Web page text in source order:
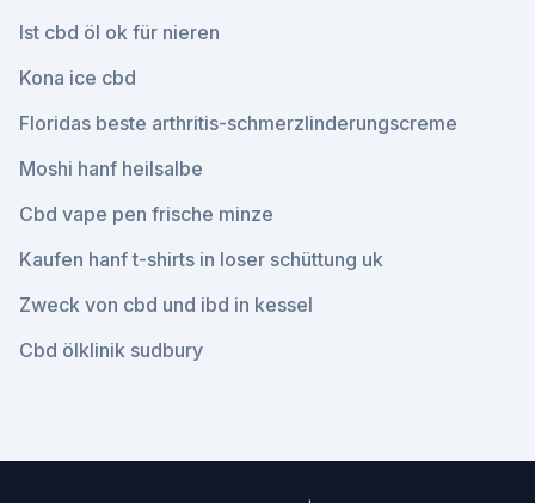
Ist cbd öl ok für nieren
Kona ice cbd
Floridas beste arthritis-schmerzlinderungscreme
Moshi hanf heilsalbe
Cbd vape pen frische minze
Kaufen hanf t-shirts in loser schüttung uk
Zweck von cbd und ibd in kessel
Cbd ölklinik sudbury